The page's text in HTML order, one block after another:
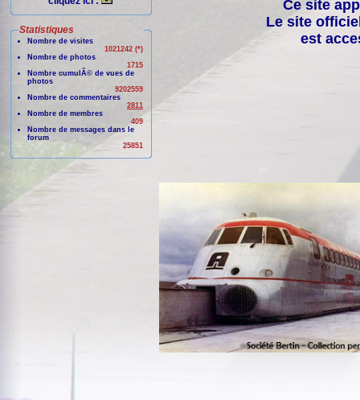
Statistiques
Nombre de visites
1021242 (*)
Nombre de photos
1715
Nombre cumulÃ© de vues de
photos
9202559
Nombre de commentaires
2811
Nombre de membres
409
Nombre de messages dans le
forum
25851
Ce site
Le site
est